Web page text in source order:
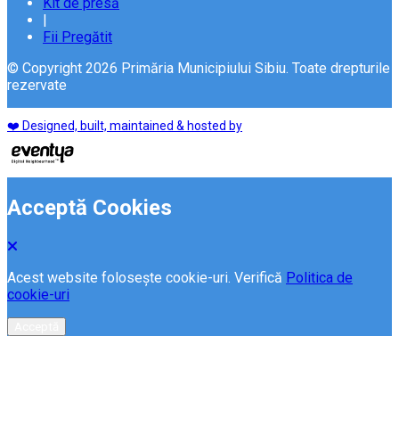
Kit de presă
Fii Pregătit
© Copyright 2026 Primăria Municipiului Sibiu. Toate drepturile
rezervate
❤️ Designed, built, maintained & hosted by
Acceptă Cookies
Acest website folosește cookie-uri. Verifică Politica de
cookie-uri